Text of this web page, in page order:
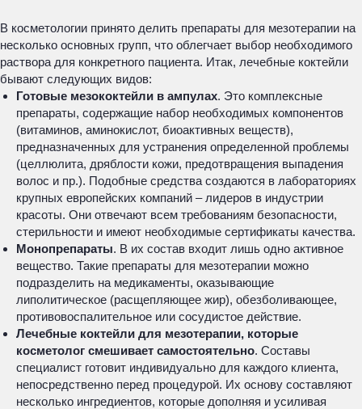
В косметологии принято делить препараты для мезотерапии на
несколько основных групп, что облегчает выбор необходимого
раствора для конкретного пациента. Итак, лечебные коктейли
бывают следующих видов:
Готовые мезококтейли в ампулах. Это комплексные
препараты, содержащие набор необходимых компонентов
(витаминов, аминокислот, биоактивных веществ),
предназначенных для устранения определенной проблемы
(целлюлита, дряблости кожи, предотвращения выпадения
волос и пр.). Подобные средства создаются в лабораториях
крупных европейских компаний – лидеров в индустрии
красоты. Они отвечают всем требованиям безопасности,
стерильности и имеют необходимые сертификаты качества.
Монопрепараты. В их состав входит лишь одно активное
вещество. Такие препараты для мезотерапии можно
подразделить на медикаменты, оказывающие
липолитическое (расщепляющее жир), обезболивающее,
противовоспалительное или сосудистое действие.
Лечебные коктейли для мезотерапии, которые
косметолог смешивает самостоятельно. Составы
специалист готовит индивидуально для каждого клиента,
непосредственно перед процедурой. Их основу составляют
несколько ингредиентов, которые дополняя и усиливая